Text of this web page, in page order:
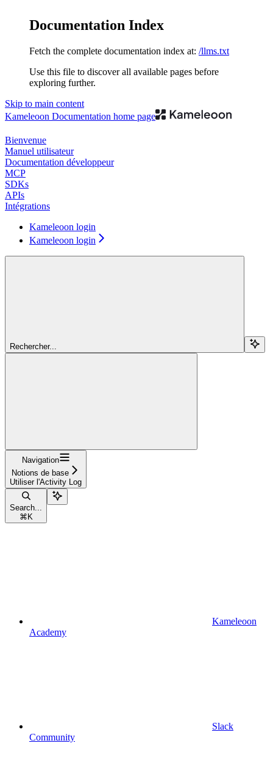
Documentation Index
Fetch the complete documentation index at: /llms.txt
Use this file to discover all available pages before
exploring further.
Skip to main content
Kameleoon Documentation home page
Bienvenue
Manuel utilisateur
Documentation développeur
MCP
SDKs
APIs
Intégrations
Kameleoon login
Kameleoon login
Rechercher...
Navigation
Notions de base
Utiliser l'Activity Log
Search...
⌘ K
Kameleoon
Academy
Slack
Community